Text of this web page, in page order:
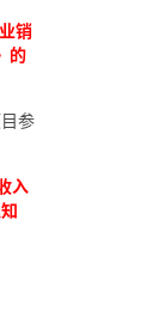
销
的
参
入